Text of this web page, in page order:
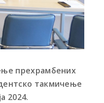
прехрамбених
такмичење
2024.